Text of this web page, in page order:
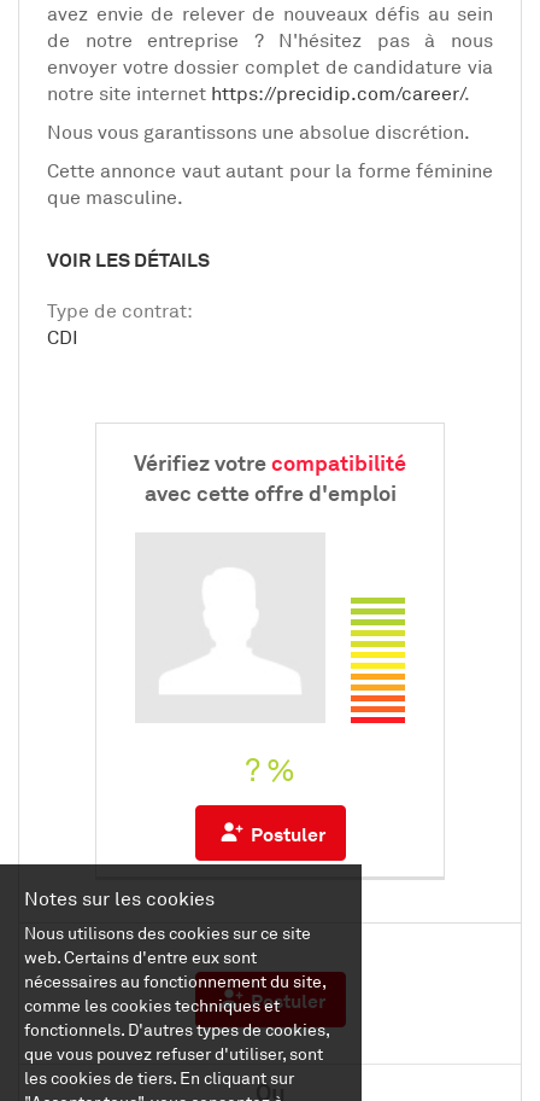
avez envie de relever de nouveaux défis au sein
de notre entreprise ? N'hésitez pas à nous
envoyer votre dossier complet de candidature via
notre site internet https://precidip.com/career/.
Nous vous garantissons une absolue discrétion.
Cette annonce vaut autant pour la forme féminine
que masculine.
VOIR LES DÉTAILS
Type de contrat:
CDI
Vérifiez votrecompatibilité
avec cette offre d'emploi
? %
Postuler
Postuler
Ou
Notes sur les cookies
Nous utilisons des cookies sur ce site
web. Certains d'entre eux sont
nécessaires au fonctionnement du site,
comme les cookies techniques et
fonctionnels. D'autres types de cookies,
que vous pouvez refuser d'utiliser, sont
les cookies de tiers. En cliquant sur